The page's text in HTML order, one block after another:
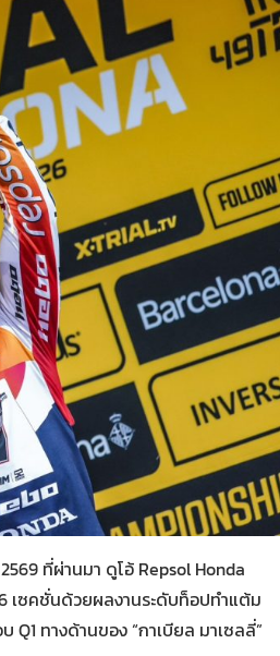
ที่ผ่านมา ดูโอ้ Repsol Honda
เซคชั่นด้วยผลงานระดับท็อปทำแต้ม
Q1 ทางด้านของ “กาเบียล มาเซลลี่”